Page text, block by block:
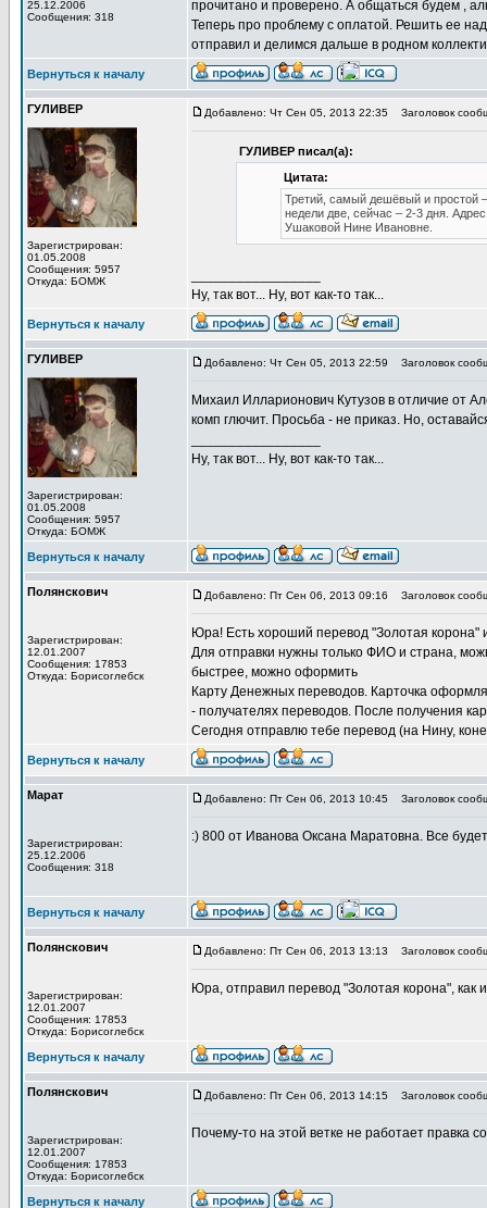
25.12.2006
Сообщения: 318
прочитано и проверено. А общаться будем ,
Теперь про проблему с оплатой. Решить ее
отправил и делимся дальше в родном
Вернуться к началу
ГУЛИВЕР
Зарегистрирован:
01.05.2008
Сообщения: 5957
Откуда: БОМЖ
Добавлено: Чт Сен 05, 2013 22:35 Заголовок
ГУЛИВЕР писал(а):
Цитата:
Третий, самый дешёвый и простой
недели две, сейчас – 2-3 дня.
Ушаковой Нине Ивановне.
Ну, так вот... Ну, вот как-то так...
Вернуться к началу
ГУЛИВЕР
Зарегистрирован:
01.05.2008
Сообщения: 5957
Откуда: БОМЖ
Добавлено: Чт Сен 05, 2013 22:59 Заголовок
Михаил Илларионович Кутузов в отличие от
комп глючит. Просьба - не приказ. Но,
Ну, так вот... Ну, вот как-то так...
Вернуться к началу
Полянскович
Зарегистрирован:
12.01.2007
Сообщения: 17853
Откуда: Борисоглебск
Добавлено: Пт Сен 06, 2013 09:16 Заголовок
Юра! Есть хороший перевод "Золотая корона"
Для отправки нужны только ФИО и страна,
быстрее, можно оформить
Карту Денежных переводов. Карточка
- получателях переводов. После получения
Сегодня отправлю тебе перевод (на Нину,
Вернуться к началу
Марат
Зарегистрирован:
25.12.2006
Сообщения: 318
Добавлено: Пт Сен 06, 2013 10:45 Заголовок
:) 800 от Иванова Оксана Маратовна. Все
Вернуться к началу
Полянскович
Зарегистрирован:
12.01.2007
Сообщения: 17853
Откуда: Борисоглебск
Добавлено: Пт Сен 06, 2013 13:13 Заголовок
Юра, отправил перевод "Золотая корона", как
Вернуться к началу
Полянскович
Зарегистрирован:
12.01.2007
Сообщения: 17853
Откуда: Борисоглебск
Добавлено: Пт Сен 06, 2013 14:15 Заголовок
Почему-то на этой ветке не работает правка
Вернуться к началу